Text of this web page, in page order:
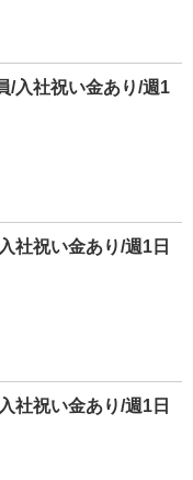
/入社祝い金あり/週1
社祝い金あり/週1日
社祝い金あり/週1日